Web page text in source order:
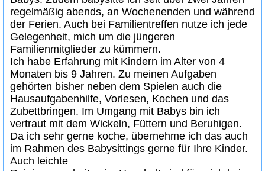
regelmäßig abends, an Wochenenden und während
der Ferien. Auch bei Familientreffen nutze ich jede
Gelegenheit, mich um die jüngeren
Familienmitglieder zu kümmern.
Ich habe Erfahrung mit Kindern im Alter von 4
Monaten bis 9 Jahren. Zu meinen Aufgaben
gehörten bisher neben dem Spielen auch die
Hausaufgabenhilfe, Vorlesen, Kochen und das
Zubettbringen. Im Umgang mit Babys bin ich
vertraut mit dem Wickeln, Füttern und Beruhigen.
Da ich sehr gerne koche, übernehme ich das auch
im Rahmen des Babysittings gerne für Ihre Kinder.
Auch leichte